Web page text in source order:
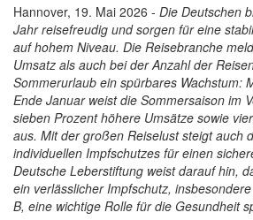
Hannover, 19. Mai 2026 - Die Deutschen
Jahr reisefreudig und sorgen für eine
auf hohem Niveau. Die Reisebranche
Umsatz als auch bei der Anzahl der
Sommerurlaub ein spürbares Wachstum:
Ende Januar weist die Sommersaison im
sieben Prozent höhere Umsätze sowie
aus. Mit der großen Reiselust steigt auch
individuellen Impfschutzes für einen
Deutsche Leberstiftung weist darauf hin,
ein verlässlicher Impfschutz,
B, eine wichtige Rolle für die Gesundheit